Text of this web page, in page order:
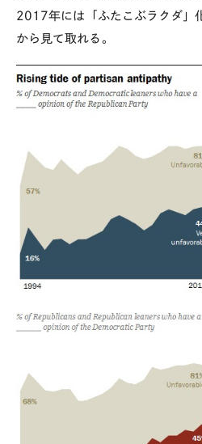
2017年には「ふたこぶラクダ」
から見て取れる。